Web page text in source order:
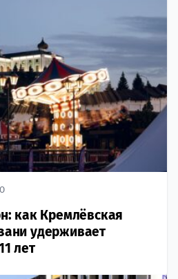
как Кремлёвская
удерживает
лет